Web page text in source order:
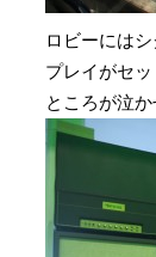
ロビーには
プレイがセ
ところが泣